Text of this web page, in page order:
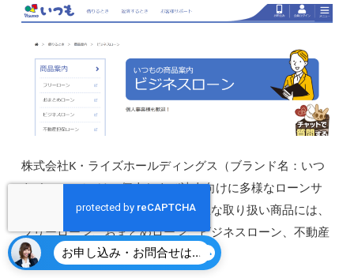
株式会社K・ライズホールディングス（ブランド名：いつ
も -itsumo-） は、個人および法人向けに多様なローンサ
ービスを提供する金融会社です。主な取り扱い商品には、
フリーローン、おまとめローン、ビジネスローン、不動産
担保ローンなどがあります。
お申し込み・お問合せはこちら